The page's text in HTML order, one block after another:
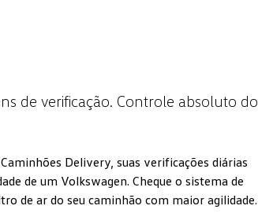
de verificação. Controle absoluto do
Delivery, suas verificações diárias
de um Volkswagen. Cheque o sistema de
de ar do seu caminhão com maior agilidade.